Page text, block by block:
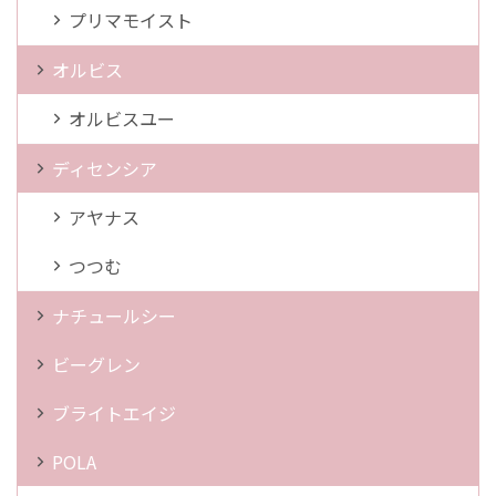
プリマモイスト
オルビス
オルビスユー
ディセンシア
アヤナス
つつむ
ナチュールシー
ビーグレン
ブライトエイジ
POLA